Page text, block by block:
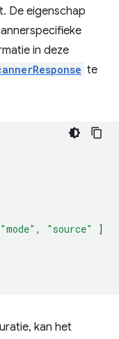
De eigenschap
in deze
te
"mode" , "source"
]
kan het